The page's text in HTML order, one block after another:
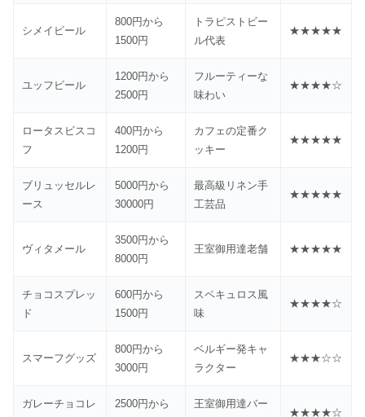
シメイビール
800円から
1500円
トラピストビー
ル代表
★★★★★
ユッフビール
1200円から
2500円
フルーティーな
味わい
★★★★☆
ロータスビスコ
フ
400円から
1200円
カフェの定番ク
ッキー
★★★★★
ブリュッセルレ
ース
5000円から
30000円
最高級リネン手
工芸品
★★★★★
ヴィタメール
3500円から
8000円
王室御用達老舗 ★★★★★
チョコスプレッ
ド
600円から
1500円
スペキュロス風
味
★★★★☆
スマーフグッズ
800円から
3000円
ベルギー発キャ
ラクター
★★★☆☆
ガレーチョコレ
2500円から
王室御用達バー
★★★★☆